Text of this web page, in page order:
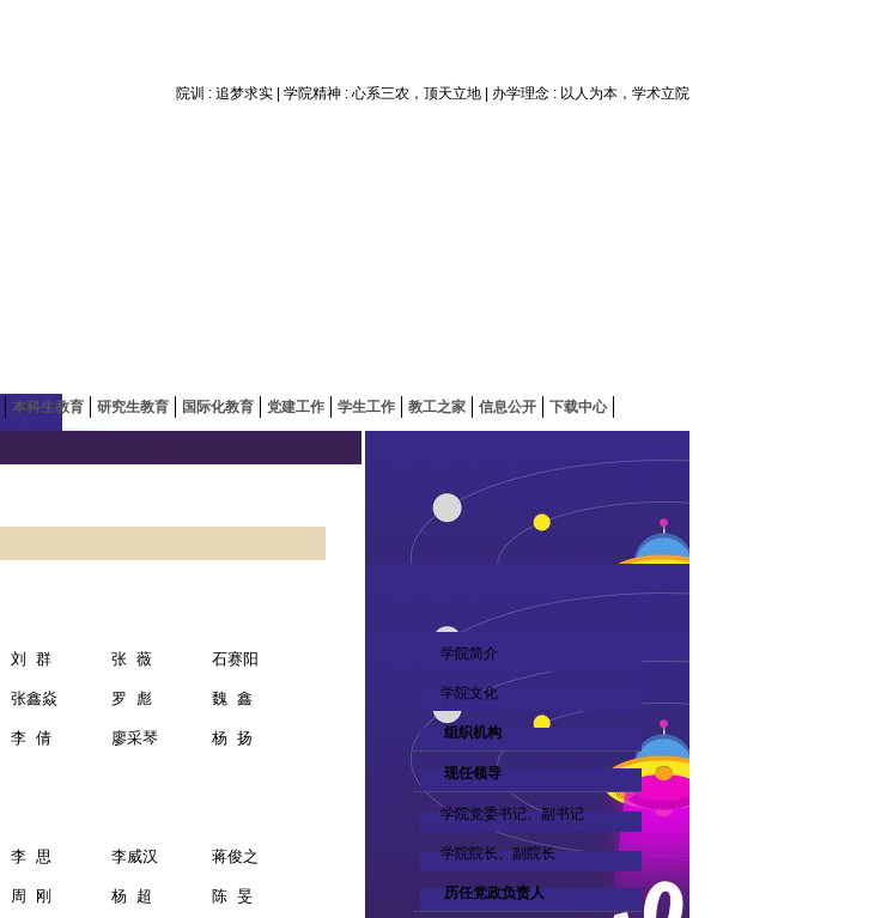
院训 : 追梦求实 | 学院精神 : 心系三农，顶天立地 | 办学理念 : 以人为本，学术立院
本科生教育 研究生教育 国际化教育 党建工作 学生工作 教工之家 信息公开 下载中心
学院简介
学院文化
组织机构
现任领导
学院党委书记、副书记
学院院长、副院长
历任党政负责人
刘 群 张 薇 石赛阳
张鑫焱 罗 彪 魏 鑫
李 倩 廖采琴 杨 扬
李 思 李威汉 蒋俊之
周 刚 杨 超 陈 旻